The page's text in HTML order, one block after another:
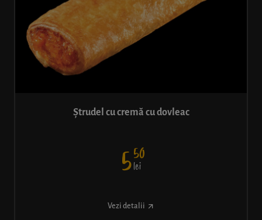
Ștrudel cu cremă cu dovleac
550
lei
Vezi detalii